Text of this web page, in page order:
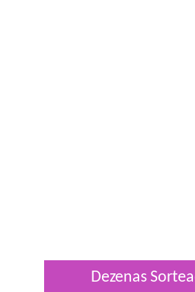
Dezenas